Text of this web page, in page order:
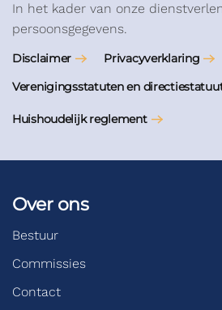
In het kader van onze
persoonsgegevens.
Disclaimer Privacyverklaring
Verenigingsstatuten en
Huishoudelijk reglement
Over ons
Bestuur
Commissies
Contact